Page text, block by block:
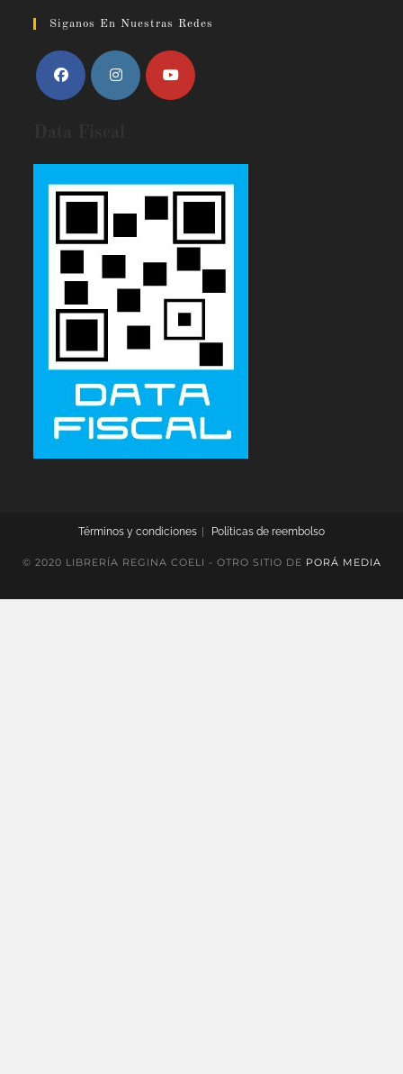
Siganos En Nuestras Redes
Términos y condiciones Políticas de reembolso
© 2020 LIBRERÍA REGINA COELI - OTRO SITIO DE PORÁ MEDIA